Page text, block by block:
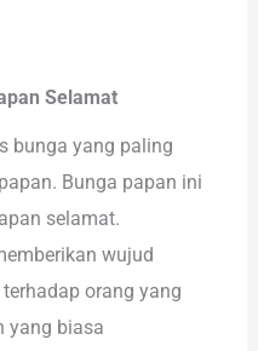
Selamat
bunga yang paling
Bunga papan ini
selamat.
wujud
orang yang
yang biasa